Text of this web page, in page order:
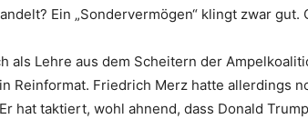
Ein „Sondervermögen“ klingt zwar
als Lehre aus dem Scheitern der
Reinformat. Friedrich Merz hatte allerdings
hat taktiert, wohl ahnend, dass Donald